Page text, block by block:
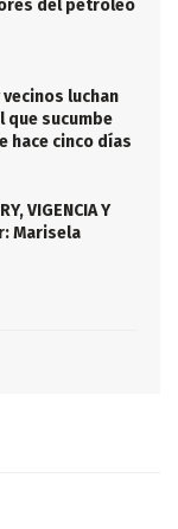
del petróleo
luchan
sucumbe
hace cinco días
VIGENCIA Y
Marisela